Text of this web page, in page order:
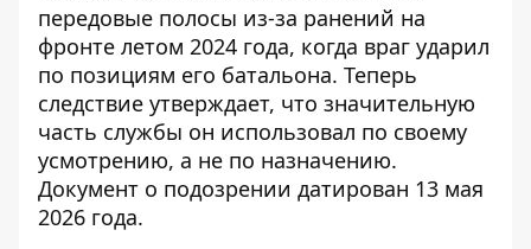
передовые полосы из-за ранений на
фронте летом 2024 года, когда враг ударил
по позициям его батальона. Теперь
следствие утверждает, что значительную
часть службы он использовал по своему
усмотрению, а не по назначению.
Документ о подозрении датирован 13 мая
2026 года.